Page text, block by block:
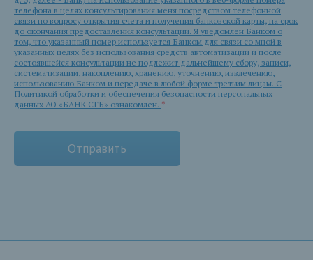
телефона в целях консультирования меня посредством телефонной
связи по вопросу открытия счета и получения банковской карты, на срок
до окончания предоставления консультации. Я уведомлен Банком о
том, что указанный номер используется Банком для связи со мной в
указанных целях без использования средств автоматизации и после
состоявшейся консультации не подлежит дальнейшему сбору, записи,
систематизации, накоплению, хранению, уточнению, извлечению,
использованию Банком и передаче в любой форме третьим лицам. С
Политикой обработки и обеспечения безопасности персональных
данных АО «БАНК СГБ» ознакомлен. *